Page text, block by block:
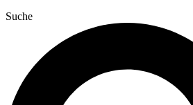
Suche